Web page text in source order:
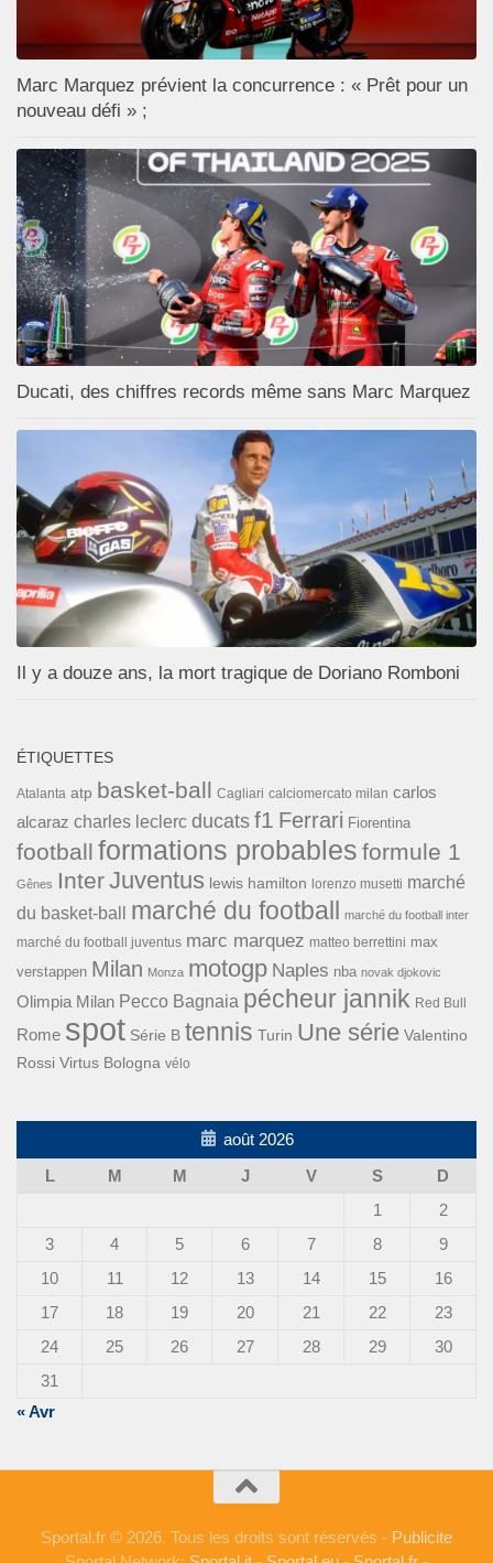
Marc Marquez prévient la concurrence : « Prêt pour un
nouveau défi » ;
Ducati, des chiffres records même sans Marc Marquez
Il y a douze ans, la mort tragique de Doriano Romboni
ÉTIQUETTES
Atalanta atp basket-ball Cagliari calciomercato milan carlos
alcaraz charles leclerc ducats f1 Ferrari Fiorentina
football formations probables formule 1
Gênes InterJuventus lewis hamilton lorenzo musetti marché
du basket-ball
marché du football marché du football inter
marché du football juventus marc marquez matteo berrettini max
verstappen Milan Monza motogp Naples nba novak djokovic
Olimpia Milan Pecco Bagnaia pécheur jannik Red Bull
Rome spot Série B tennis Turin Une série Valentino
Rossi Virtus Bologna vélo
août 2026
L
M M J V S
D
1
2
3
4 5 6 7 8
9
10
11 12 13 14 15
16
17
18 19 20 21 22
23
24
25 26 27 28 29
30
31
« Avr
Sportal.fr © 2026. Tous les droits sont réservés - Publicite